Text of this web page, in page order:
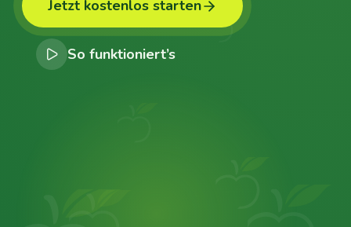
Jetzt kostenlos starten
So funktioniert’s